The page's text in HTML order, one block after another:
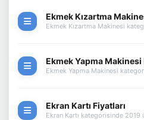
Ekmek Kızartma
Ekmek Kızartma Makinesi
Ekmek Yapma Makinesi
Ekmek Yapma Makinesi
Ekran Kartı Fiyatları
Ekran Kartı kategorisinde 2019